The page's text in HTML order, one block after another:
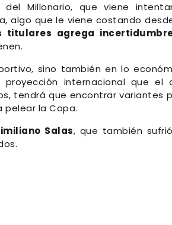
Millonario, que viene
algo que le viene costando
titulares agrega
sino también en lo
internacional que el
tendrá que encontrar variantes
pelear la Copa.
Salas, que también